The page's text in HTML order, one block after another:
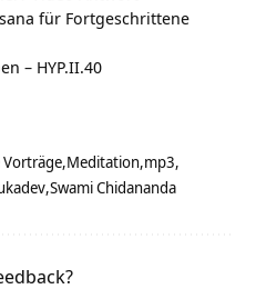
für Fortgeschrittene
– HYP.II.40
Vorträge Meditation mp3
Swami Chidananda